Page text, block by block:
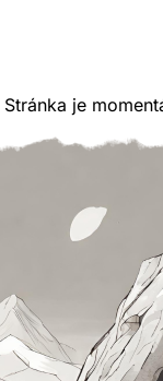
Stránka je